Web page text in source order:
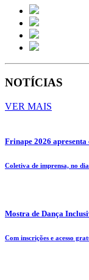
NOTÍCIAS
VER MAIS
Frinape 2026
Coletiva de imprensa, no
Mostra de Dança
Com inscrições e acesso